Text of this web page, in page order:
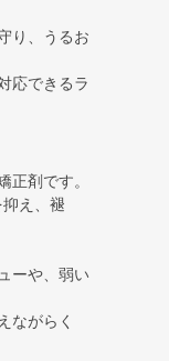
り、うるお
応できるラ
正剤です。
え、褪
ーや、弱い
ながらく